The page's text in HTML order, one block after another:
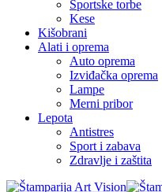
Sportske torbe
Kese
Kišobrani
Alati i oprema
Auto oprema
Izviđačka oprema
Lampe
Merni pribor
Lepota
Antistres
Sport i zabava
Zdravlje i zaštita